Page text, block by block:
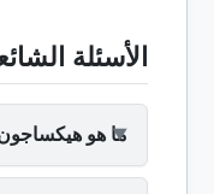
الأسئلة
ما هو